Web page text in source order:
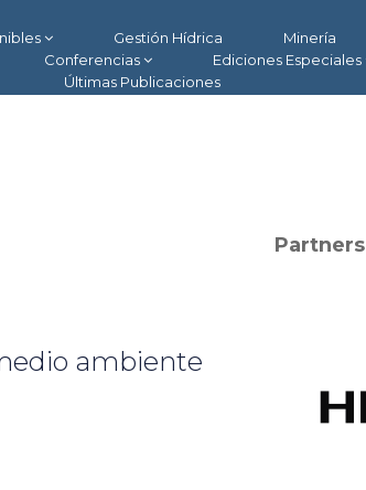
Gestión Hídrica Minería
Conferencias Ediciones Especiales
Últimas Publicaciones
ambiente
Partners